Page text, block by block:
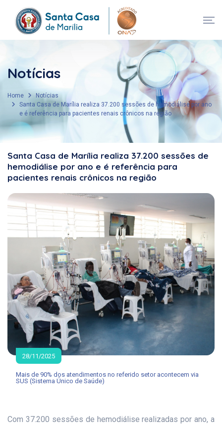
Notícias
Home
Notícias
Santa Casa de Marília realiza 37.200 sessões de hemodiálise por ano
e é referência para pacientes renais crônicos na região
Santa Casa de Marília realiza 37.200 sessões de
hemodiálise por ano e é referência para
pacientes renais crônicos na região
28/11/2025
Mais de 90% dos atendimentos no referido setor acontecem via
SUS (Sistema Único de Saúde)
Com 37.200 sessões de hemodiálise realizadas por ano, a